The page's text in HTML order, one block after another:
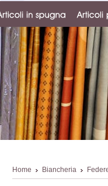
Home Biancheria